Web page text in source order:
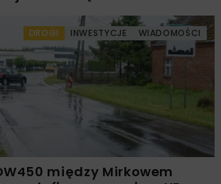
DROGI INWESTYCJE WIADOMOŚCI
między Mirkowem